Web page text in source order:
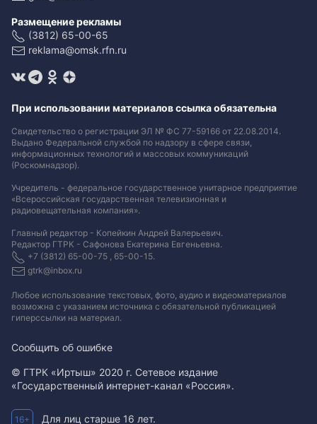
Размещение рекламы
(3812) 65-00-65
reklama@omsk.rfn.ru
При использовании материалов ссылка обязательна
Свидетельство о регистрации ЭЛ № ФС 77-59166 от 22.08.2014.
Выдано Федеральной службой по надзору в сфере связи,
информационных технологий и массовых коммуникаций
(Роскомнадзор).
Учредитель - федеральное государственное унитарное предприятие
«Всероссийская государственная телевизионная и
радиовещательная компания».
Главный редактор - Копейкин Андрей Валерьевич.
Редактор ГТРК - Сафонова Екатерина Евгеньевна.
+7 (3812) 65-00-75 , 65-00-15.
gtrk@inbox.ru
Любое использование текстовых, фото, аудио и видеоматериалов
возможна с указанием источника с обязательной публикацией
гиперссылки на материал.
Сообщить об ошибке
© ГТРК «Иртыш» 2020 г. Сетевое издание
«Государственный интернет-канал «Россия».
16+ Для лиц старше 16 лет.